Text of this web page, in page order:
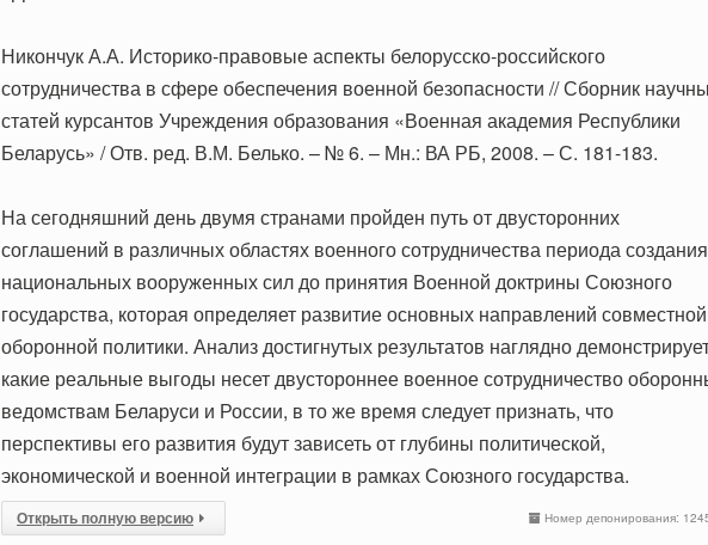
Никончук А.А. Историко-правовые аспекты белорусско-российского
сотрудничества в сфере обеспечения военной безопасности // Сборник
статей курсантов Учреждения образования «Военная академия Республики
Беларусь» / Отв. ред. В.М. Белько. – № 6. – Мн.: ВА РБ, 2008. – С. 181-183.
На сегодняшний день двумя странами пройден путь от двусторонних
соглашений в различных областях военного сотрудничества периода создания
национальных вооруженных сил до принятия Военной доктрины Союзного
государства, которая определяет развитие основных направлений совместной
оборонной политики. Анализ достигнутых результатов наглядно
какие реальные выгоды несет двустороннее военное сотрудничество
ведомствам Беларуси и России, в то же время следует признать, что
перспективы его развития будут зависеть от глубины политической,
экономической и военной интеграции в рамках Союзного государства.
Номер депонирования:
Открыть полную версию